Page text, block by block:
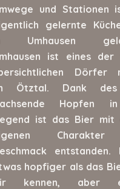
und Stationen
gelernte
Umhausen
ist eines der
Dörfer
Ötztal. Dank
Hopfen
ist das Bier mit
entstanden.
hopfiger als das
kennen, aber